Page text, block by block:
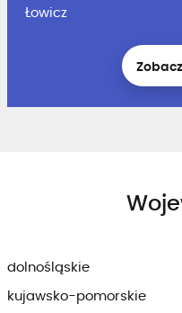
Łowicz
dolnośląskie
kujawsko-pomorskie